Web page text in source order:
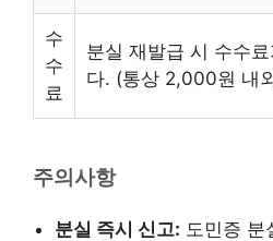
수
수
료
분실 재발급 시 수수
다. (통상 2,000원 내
주의사항
분실 즉시 신고: 도민증 분